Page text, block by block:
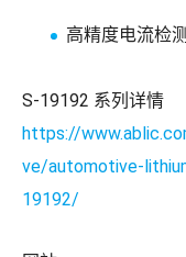
高精度电流检测
S-19192 系列详情
https://
ve/automotive-
19192/